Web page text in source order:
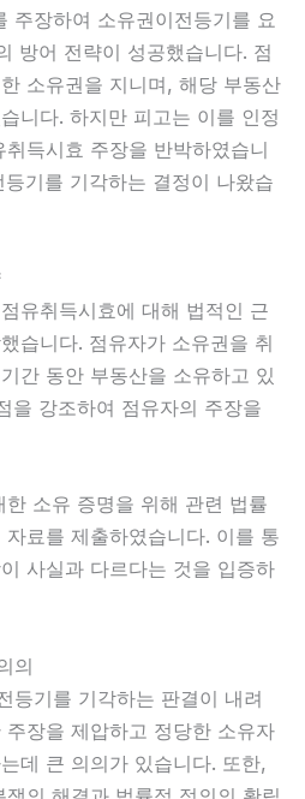
주장하여 소유권이전등기를 요
방어 전략이 성공했습니다. 점
소유권을 지니며, 해당 부동산
니다. 하지만 피고는 이를 인정
득시효 주장을 반박하였습니
기를 기각하는 결정이 나왔습
유취득시효에 대해 법적인 근
습니다. 점유자가 소유권을 취
간 동안 부동산을 소유하고 있
을 강조하여 점유자의 주장을
소유 증명을 위해 관련 법률
료를 제출하였습니다. 이를 통
사실과 다르다는 것을 입증하
의
등기를 기각하는 판결이 내려
장을 제압하고 정당한 소유자
데 큰 의의가 있습니다. 또한,